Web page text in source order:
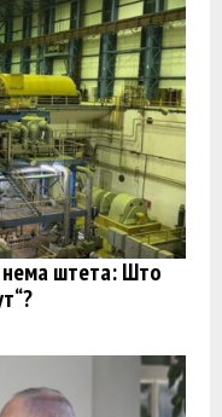
нема штета: Што